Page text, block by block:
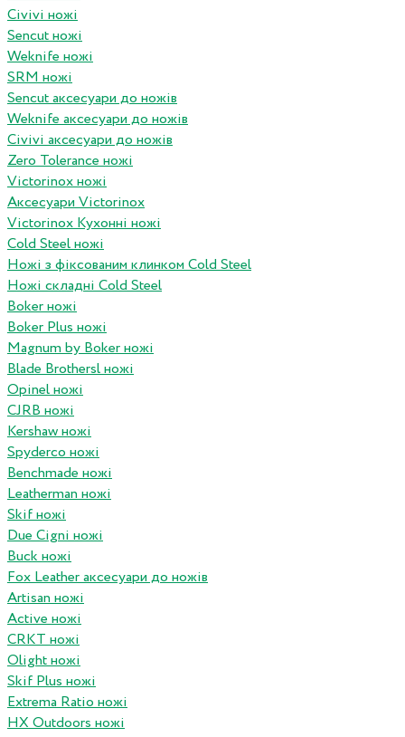
Civivi ножі
Sencut ножі
Weknife ножі
SRM ножі
Sencut аксесуари до ножів
Weknife аксесуари до ножів
Civivi аксесуари до ножів
Zero Tolerance ножі
Victorinox ножі
Аксесуари Victorinox
Victorinox Кухонні ножі
Cold Steel ножі
Ножі з фіксованим клинком Cold Steel
Ножі складні Cold Steel
Boker ножі
Boker Plus ножі
Magnum by Boker ножі
Blade Brothersl ножі
Opinel ножі
CJRB ножі
Kershaw ножі
Spyderco ножі
Benchmade ножі
Leatherman ножі
Skif ножі
Due Cigni ножі
Buck ножі
Fox Leather аксесуари до ножів
Artisan ножі
Active ножі
CRKT ножі
Olight ножі
Skif Plus ножі
Extrema Ratio ножі
HX Outdoors ножі